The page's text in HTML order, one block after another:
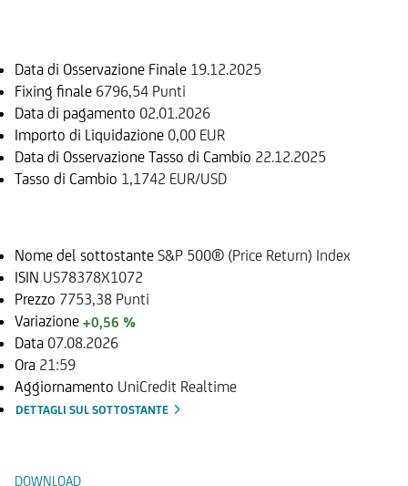
Data di Osservazione Finale 19.12.2025
Fixing finale 6796,54 Punti
Data di pagamento 02.01.2026
Importo di Liquidazione 0,00 EUR
Data di Osservazione Tasso di Cambio 22.12.2025
Tasso di Cambio 1,1742 EUR/USD
Nome del sottostante S&P 500® (Price Return) Index
ISIN US78378X1072
Prezzo 7753,38 Punti
Variazione +0,56 %
Data 07.08.2026
Ora 21:59
Aggiornamento UniCredit Realtime
DETTAGLI SUL SOTTOSTANTE
DOWNLOAD